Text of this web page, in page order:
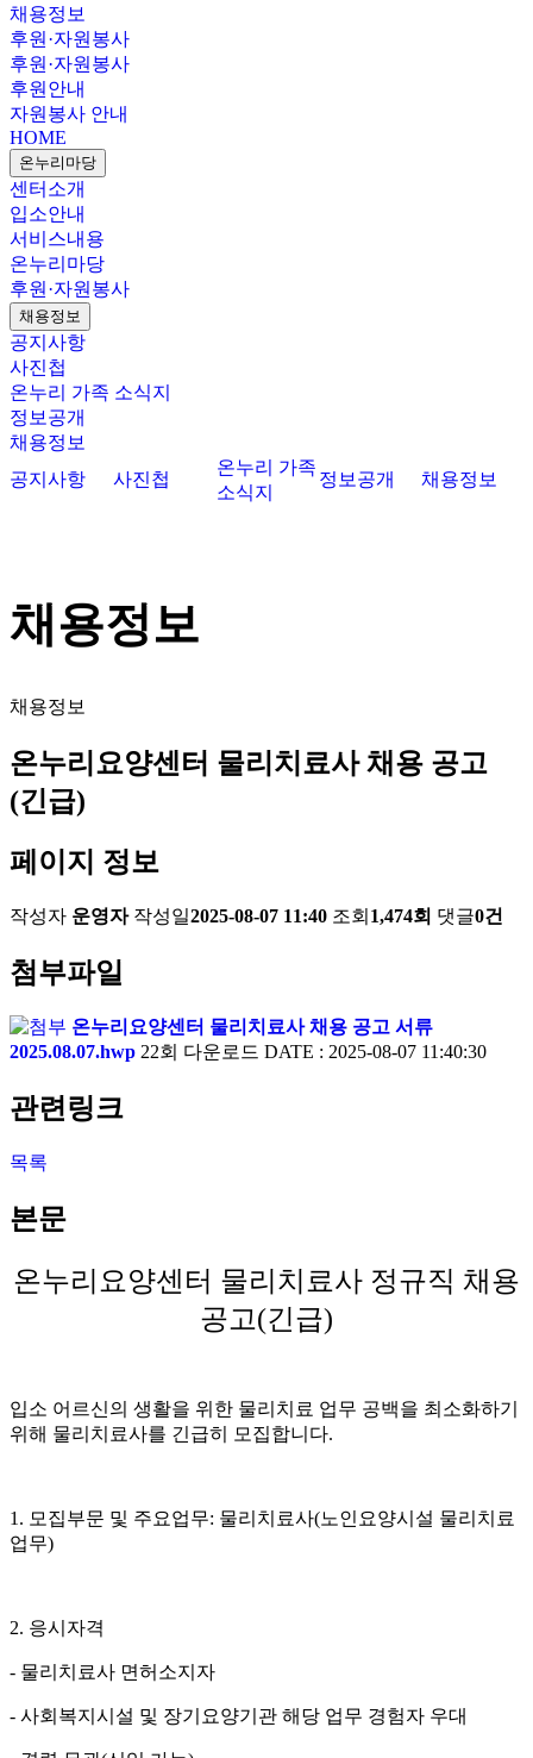
채용정보
후원·자원봉사
후원·자원봉사
후원안내
자원봉사 안내
HOME
온누리마당
센터소개
입소안내
서비스내용
온누리마당
후원·자원봉사
채용정보
공지사항
사진첩
온누리 가족 소식지
정보공개
채용정보
공지사항
사진첩
온누리 가족
소식지
정보공개 채용정보
채용정보
채용정보
온누리요양센터 물리치료사 채용 공고
(긴급)
페이지 정보
작성자 운영자 작성일2025-08-07 11:40 조회 1,474회 댓글0건
첨부파일
온누리요양센터 물리치료사 채용 공고 서류
2025.08.07.hwp 22회 다운로드 DATE : 2025-08-07 11:40:30
관련링크
목록
본문
온누리요양센터 물리치료사 정규직 채용
공고(긴급)
입소 어르신의 생활을 위한 물리치료 업무 공백을 최소화하기
위해 물리치료사를 긴급히 모집합니다.
1. 모집부문 및 주요업무: 물리치료사(노인요양시설 물리치료
업무)
2. 응시자격
- 물리치료사 면허소지자
- 사회복지시설 및 장기요양기관 해당 업무 경험자 우대